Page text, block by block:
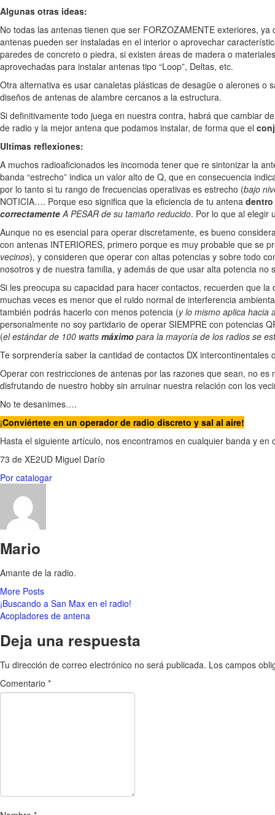
Algunas otras ideas:
No todas las antenas tienen que ser FORZOZAMENTE exteriores,
antenas pueden ser instaladas en el interior o aprovechar
paredes de concreto o piedra, si existen áreas de madera o
aprovechadas para instalar antenas tipo “Loop”, Deltas, etc.
Otra alternativa es usar canaletas plásticas de desagüe o alerones
diseños de antenas de alambre cercanos a la estructura.
Si definitivamente todo juega en nuestra contra, habrá que cambiar
de radio y la mejor antena que podamos instalar, de forma que el
Ultimas reflexiones:
A muchos radioaficionados les incomoda tener que re sintonizar la
banda “estrecho” indica un valor alto de Q, que en consecuencia
por lo tanto si tu rango de frecuencias operativas es estrecho (bajo
NOTICIA…. Porque eso significa que la eficiencia de tu antena dentro
correctamenteA PESAR de su tamaño reducido. Por lo que al elegir
Aunque no es esencial para operar discretamente, es bueno
con antenas INTERIORES, primero porque es muy probable que se
vecinos), y consideren que operar con altas potencias y sobre todo
nosotros y de nuestra familia, y además de que usar alta potencia
Si les preocupa su capacidad para hacer contactos, recuerden que la
muchas veces es menor que el ruido normal de interferencia
también podrás hacerlo con menos potencia (y lo mismo aplica hacia
personalmente no soy partidario de operar SIEMPRE con potencias
(el estándar de 100 watts máximo para la mayoría de los radios se
Te sorprendería saber la cantidad de contactos DX intercontinentales
Operar con restricciones de antenas por las razones que sean, no
disfrutando de nuestro hobby sin arruinar nuestra relación con los
No te desanimes….
¡Conviértete en un operador de radio discreto y sal al aire!
Hasta el siguiente artículo, nos encontramos en cualquier banda y en
73 de XE2UD Miguel Darío
Por catalogar
Mario
Amante de la radio.
More Posts
Navegación
de
entradas
¡Buscando a San Max en el radio!
Acopladores de antena
Deja una respuesta
Tu dirección de correo electrónico no será publicada. Los campos
Comentario *